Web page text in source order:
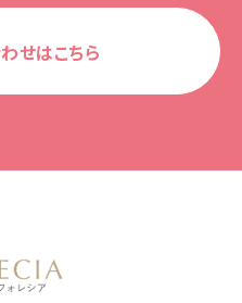
せはこちら